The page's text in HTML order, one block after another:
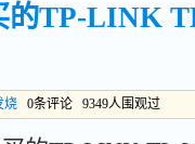
的TP-LINK
烧 0条评论 9349人围观过